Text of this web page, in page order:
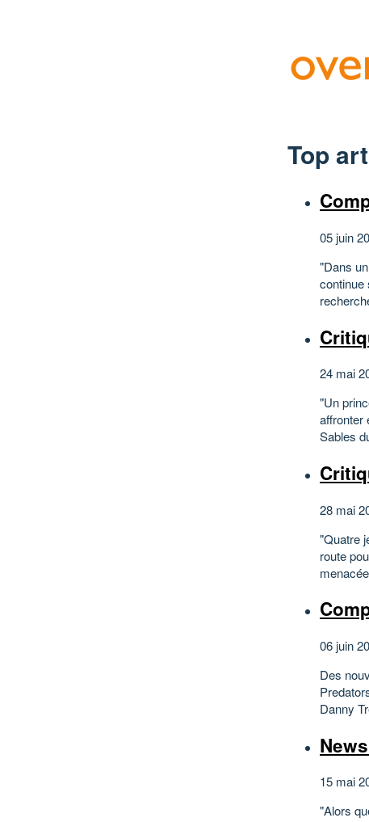
Top
05 juin
"Dans
continue
24 mai
"Un
affronter
Sables
28 mai
"Quatre
route
06 juin
Des
Danny
15 mai
"Alors